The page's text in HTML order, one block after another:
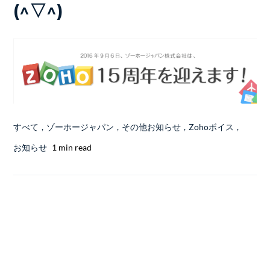
(^▽^)
すべて , ゾーホージャパン , その他お知らせ , Zohoボイス ,
お知らせ 1 min read